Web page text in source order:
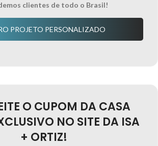
clientes de todo o Brasil!
PROJETO PERSONALIZADO
O CUPOM DA CASA
NO SITE DA ISA
+ ORTIZ!